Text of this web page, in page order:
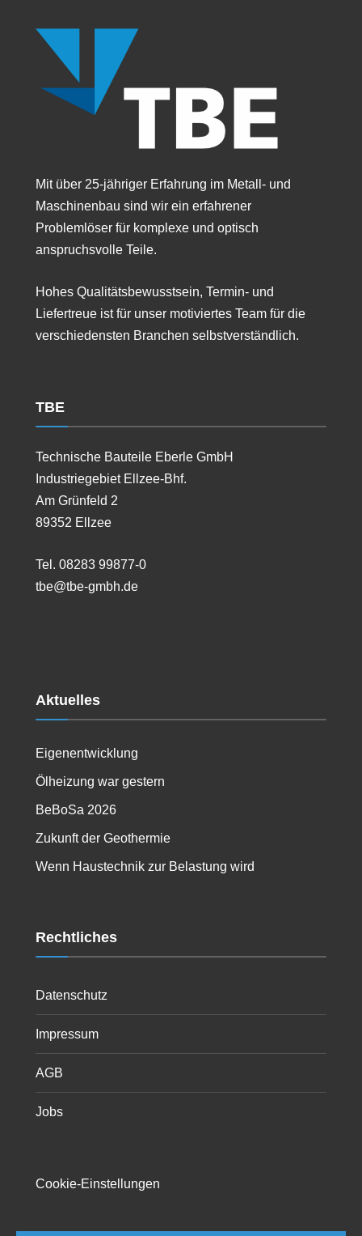
Mit über 25-jähriger Erfahrung im Metall- und
Maschinenbau sind wir ein erfahrener
Problemlöser für komplexe und optisch
anspruchsvolle Teile.
Hohes Qualitätsbewusstsein, Termin- und
Liefertreue ist für unser motiviertes Team für die
verschiedensten Branchen selbstverständlich.
TBE
Technische Bauteile Eberle GmbH
Industriegebiet Ellzee-Bhf.
Am Grünfeld 2
89352 Ellzee
Tel. 08283 99877-0
tbe@tbe-gmbh.de
Aktuelles
Eigenentwicklung
Ölheizung war gestern
BeBoSa 2026
Zukunft der Geothermie
Wenn Haustechnik zur Belastung wird
Rechtliches
Datenschutz
Impressum
AGB
Jobs
Cookie-Einstellungen